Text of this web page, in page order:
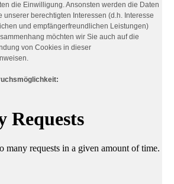
die Einwilligung. Ansonsten werden die Daten
unserer berechtigten Interessen (d.h. Interesse
und empfängerfreundlichen Leistungen)
möchten wir Sie auch auf die
von Cookies in dieser